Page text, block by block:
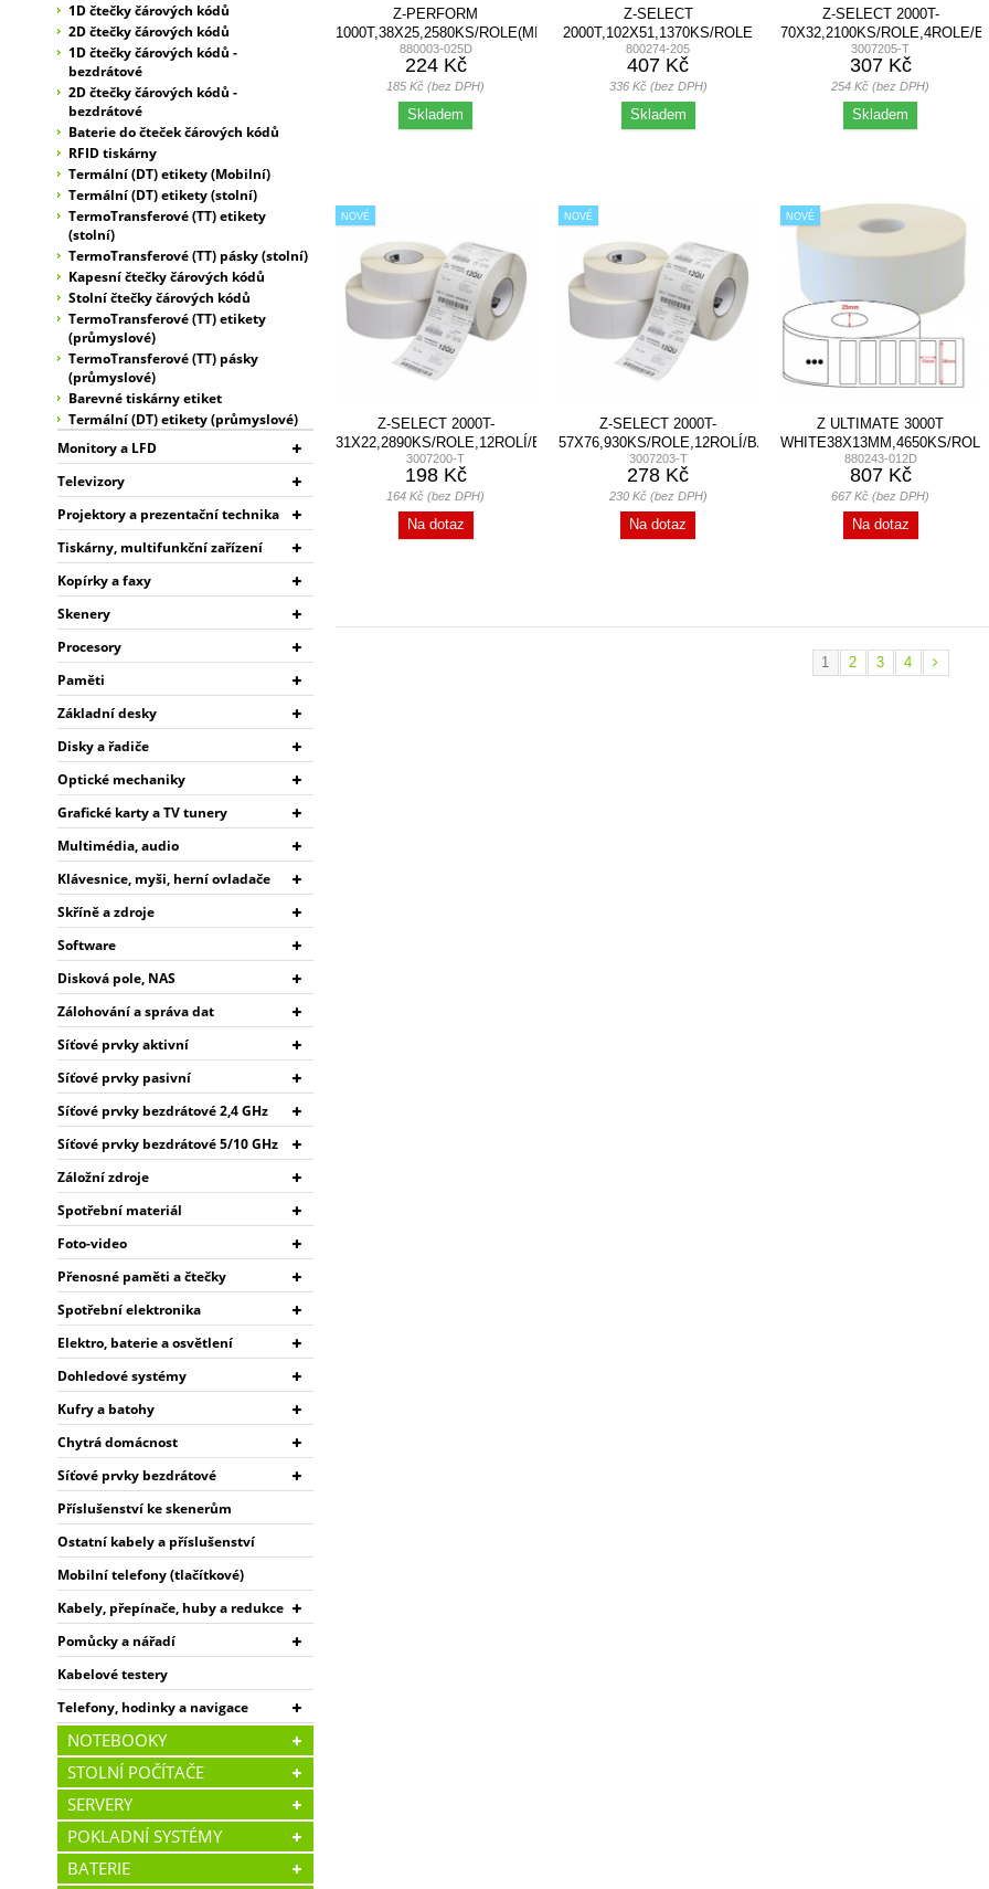
Z-PERFORM
1000T,38X25,2580KS/ROLE(MIN.12KS
BALENÍ)
880003-025D
224 Kč
185 Kč (bez DPH)
Skladem
Z-SELECT
2000T,102X51,1370KS/ROLE
12KS BALENÍ)
800274-205
407 Kč
336 Kč (bez DPH)
Skladem
Z-SELECT 2000T-
70X32,2100KS/ROLE,4ROLE/
3007205-T
307 Kč
254 Kč (bez DPH)
Skladem
NOVÉ
Z-SELECT 2000T-
31X22,2890KS/ROLE,12ROLÍ/BALENÍ
3007200-T
198 Kč
164 Kč (bez DPH)
Na dotaz
NOVÉ
Z-SELECT 2000T-
57X76,930KS/ROLE,12ROLÍ/BALENÍ
3007203-T
278 Kč
230 Kč (bez DPH)
Na dotaz
NOVÉ
Z ULTIMATE 3000T
WHITE38X13MM,4650KS/ROLE
880243-012D
807 Kč
667 Kč (bez DPH)
Na dotaz
1 2 3 4
1D čtečky čárových kódů
2D čtečky čárových kódů
1D čtečky čárových kódů -
bezdrátové
2D čtečky čárových kódů -
bezdrátové
Baterie do čteček čárových kódů
RFID tiskárny
Termální (DT) etikety (Mobilní)
Termální (DT) etikety (stolní)
TermoTransferové (TT) etikety
(stolní)
TermoTransferové (TT) pásky (stolní)
Kapesní čtečky čárových kódů
Stolní čtečky čárových kódů
TermoTransferové (TT) etikety
(průmyslové)
TermoTransferové (TT) pásky
(průmyslové)
Barevné tiskárny etiket
Termální (DT) etikety (průmyslové)
Monitory a LFD
Televizory
Projektory a prezentační technika
Tiskárny, multifunkční zařízení
Kopírky a faxy
Skenery
Procesory
Paměti
Základní desky
Disky a řadiče
Optické mechaniky
Grafické karty a TV tunery
Multimédia, audio
Klávesnice, myši, herní ovladače
Skříně a zdroje
Software
Disková pole, NAS
Zálohování a správa dat
Síťové prvky aktivní
Síťové prvky pasivní
Síťové prvky bezdrátové 2,4 GHz
Síťové prvky bezdrátové 5/10 GHz
Záložní zdroje
Spotřební materiál
Foto-video
Přenosné paměti a čtečky
Spotřební elektronika
Elektro, baterie a osvětlení
Dohledové systémy
Kufry a batohy
Chytrá domácnost
Síťové prvky bezdrátové
Příslušenství ke skenerům
Ostatní kabely a příslušenství
Mobilní telefony (tlačítkové)
Kabely, přepínače, huby a redukce
Pomůcky a nářadí
Kabelové testery
Telefony, hodinky a navigace
NOTEBOOKY
STOLNÍ POČÍTAČE
SERVERY
POKLADNÍ SYSTÉMY
BATERIE